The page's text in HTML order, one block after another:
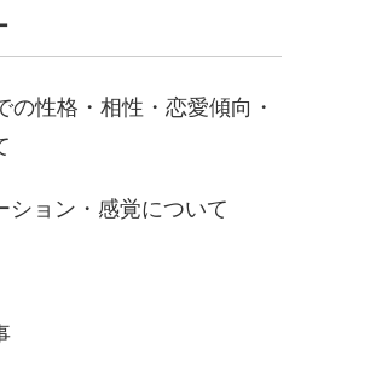
の性格・相性・恋愛傾向・
ション・感覚について